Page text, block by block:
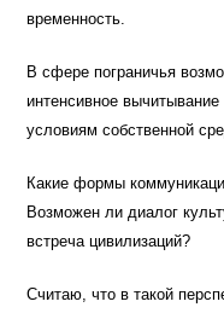
временность.
В сфере пограничья
интенсивное
условиям собственной
Какие формы
Возможен ли диалог
встреча цивилизаций?
Считаю, что в такой